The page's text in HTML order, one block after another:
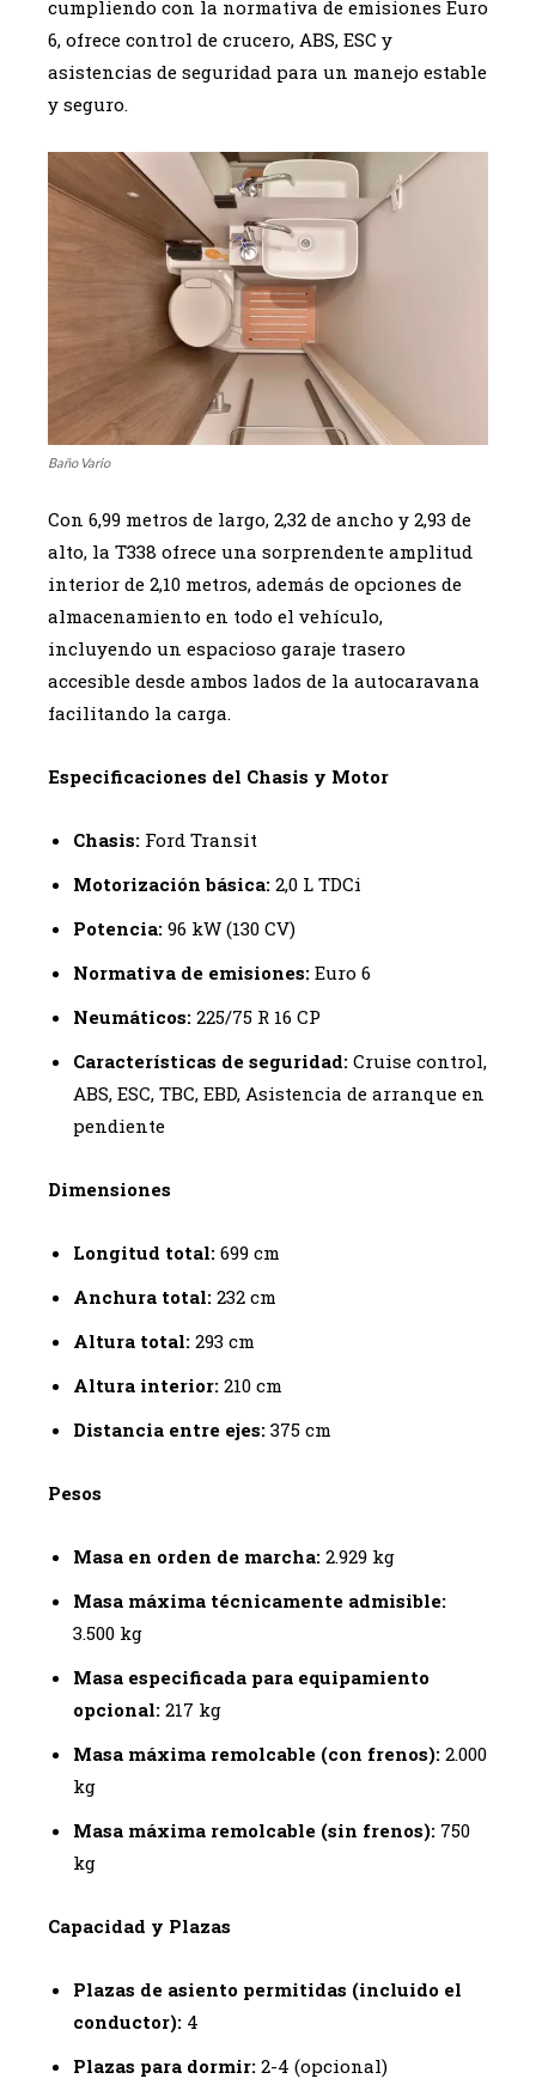
cumpliendo con la normativa de emisiones Euro
6, ofrece control de crucero, ABS, ESC y
asistencias de seguridad para un manejo estable
y seguro.
Baño Vario
Con 6,99 metros de largo, 2,32 de ancho y 2,93 de
alto, la T338 ofrece una sorprendente amplitud
interior de 2,10 metros, además de opciones de
almacenamiento en todo el vehículo,
incluyendo un espacioso garaje trasero
accesible desde ambos lados de la autocaravana
facilitando la carga.
Especificaciones del Chasis y Motor
Chasis: Ford Transit
Motorización básica: 2,0 L TDCi
Potencia: 96 kW (130 CV)
Normativa de emisiones: Euro 6
Neumáticos: 225/75 R 16 CP
Características de seguridad: Cruise control,
ABS, ESC, TBC, EBD, Asistencia de arranque en
pendiente
Dimensiones
Longitud total: 699 cm
Anchura total: 232 cm
Altura total: 293 cm
Altura interior: 210 cm
Distancia entre ejes: 375 cm
Pesos
Masa en orden de marcha: 2.929 kg
Masa máxima técnicamente admisible:
3.500 kg
Masa especificada para equipamiento
opcional: 217 kg
Masa máxima remolcable (con frenos): 2.000
kg
Masa máxima remolcable (sin frenos): 750
kg
Capacidad y Plazas
Plazas de asiento permitidas (incluido el
conductor): 4
Plazas para dormir: 2-4 (opcional)